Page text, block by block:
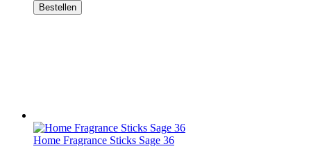
Bestellen
Home Fragrance Sticks Sage 36